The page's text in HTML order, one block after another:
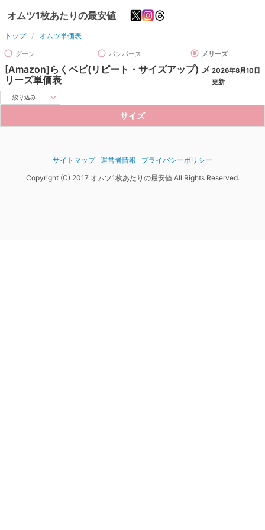
オムツ1枚あたりの最安値
トップ オムツ単価表
グーン パンパース メリーズ
[Amazon]らくベビ(リピート・サイズアップ) メ
リーズ単価表
2026年8月10日
更新
絞り込み
サイズ
サイトマップ 運営者情報
プライバシーポリシー
Copyright (C) 2017 オムツ1枚あたりの最安値 All Rights Reserved.